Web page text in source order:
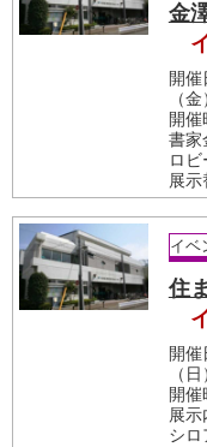
金
開
（金
開
書家
ロビ
展
イベ
住
開
（日
開
展示
シロ